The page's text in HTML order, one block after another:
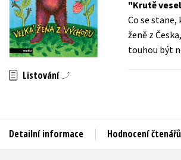
Auto - moto
Beletrie pro děti
Beletrie pro dospělé
Byznys a ekonomie
Listování
Krutě
Co se stane,
ženě z
touhou být
Detailní informace Hodnocení čtenářů